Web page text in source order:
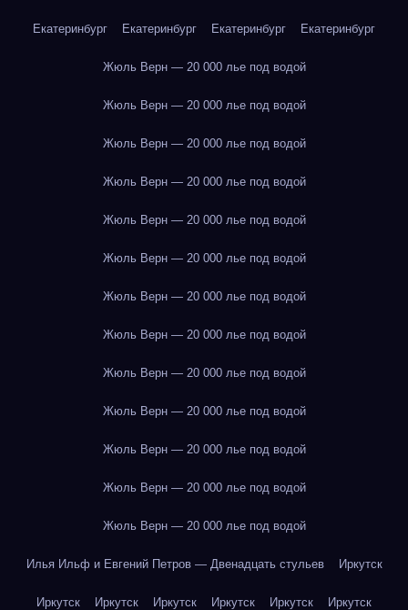
Екатеринбург Екатеринбург Екатеринбург Екатеринбург
Жюль Верн — 20 000 лье под водой
Жюль Верн — 20 000 лье под водой
Жюль Верн — 20 000 лье под водой
Жюль Верн — 20 000 лье под водой
Жюль Верн — 20 000 лье под водой
Жюль Верн — 20 000 лье под водой
Жюль Верн — 20 000 лье под водой
Жюль Верн — 20 000 лье под водой
Жюль Верн — 20 000 лье под водой
Жюль Верн — 20 000 лье под водой
Жюль Верн — 20 000 лье под водой
Жюль Верн — 20 000 лье под водой
Жюль Верн — 20 000 лье под водой
Илья Ильф и Евгений Петров — Двенадцать стульев Иркутск
Иркутск Иркутск Иркутск Иркутск Иркутск Иркутск